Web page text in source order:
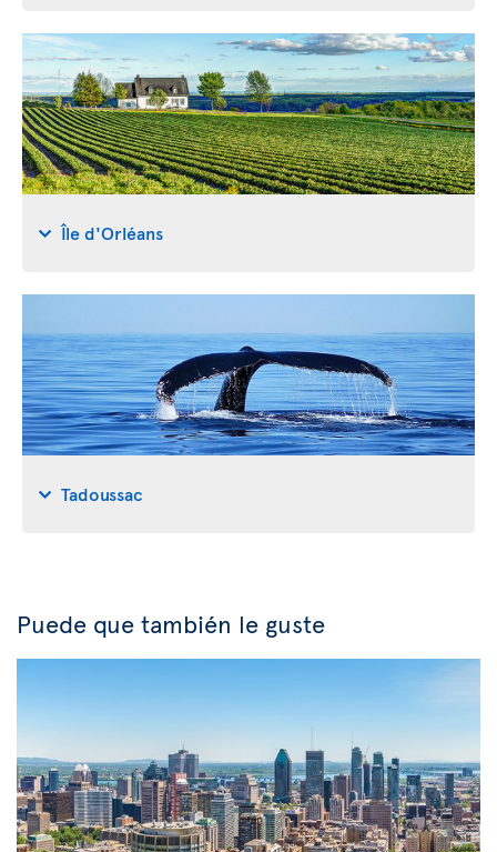
Île d'Orléans
Tadoussac
Puede que también le guste